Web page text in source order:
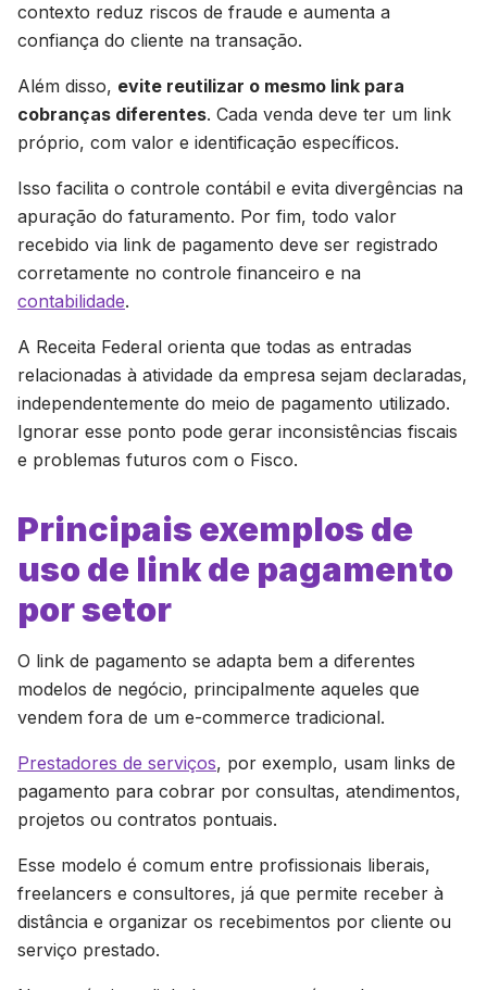
contexto reduz riscos de fraude e aumenta a
confiança do cliente na transação.
Além disso, evite reutilizar o mesmo link para
cobranças diferentes. Cada venda deve ter um link
próprio, com valor e identificação específicos.
Isso facilita o controle contábil e evita divergências na
apuração do faturamento. Por fim, todo valor
recebido via link de pagamento deve ser registrado
corretamente no controle financeiro e na
contabilidade.
A Receita Federal orienta que todas as entradas
relacionadas à atividade da empresa sejam declaradas,
independentemente do meio de pagamento utilizado.
Ignorar esse ponto pode gerar inconsistências fiscais
e problemas futuros com o Fisco.
Principais exemplos de
uso de link de pagamento
por setor
O link de pagamento se adapta bem a diferentes
modelos de negócio, principalmente aqueles que
vendem fora de um e-commerce tradicional.
Prestadores de serviços, por exemplo, usam links de
pagamento para cobrar por consultas, atendimentos,
projetos ou contratos pontuais.
Esse modelo é comum entre profissionais liberais,
freelancers e consultores, já que permite receber à
distância e organizar os recebimentos por cliente ou
serviço prestado.